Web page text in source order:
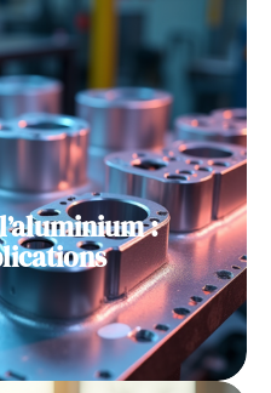
: